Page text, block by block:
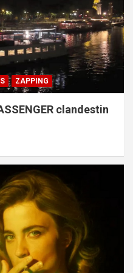
ZAPPING
clandestin